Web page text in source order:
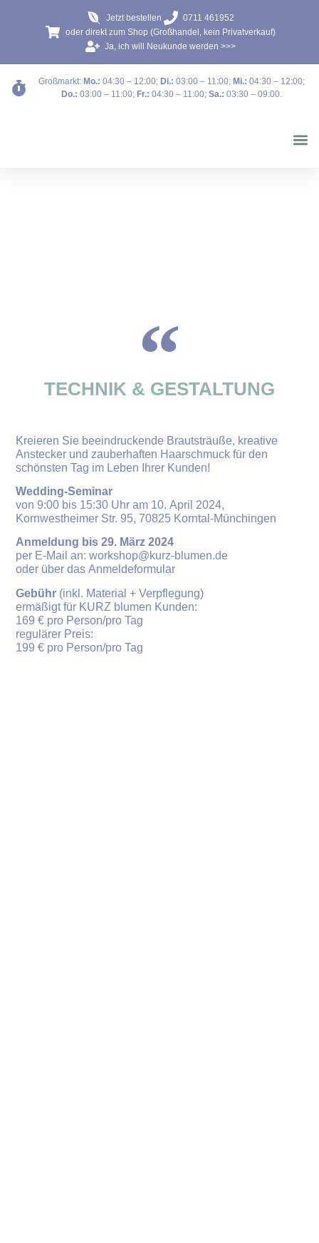
Jetzt bestellen
0711 461952
oder direkt zum Shop (Großhandel, kein Privatverkauf)
Ja, ich will Neukunde werden >>>
Großmarkt: Mo.: 04:30 – 12:00; Di.: 03:00 – 11:00; Mi.: 04:30 – 12:00;
Do.: 03:00 – 11:00; Fr.: 04:30 – 11:00; Sa.: 03:30 – 09:00.
TECHNIK & GESTALTUNG
Kreieren Sie beeindruckende Brautsträuße, kreative
Anstecker und zauberhaften Haarschmuck für den
schönsten Tag im Leben Ihrer Kunden!
Wedding-Seminar
von 9:00 bis 15:30 Uhr am 10. April 2024,
Kornwestheimer Str. 95, 70825 Korntal-Münchingen
Anmeldung bis 29. März 2024
per E-Mail an: workshop@kurz-blumen.de
oder über das Anmeldeformular
Gebühr (inkl. Material + Verpflegung)
ermäßigt für KURZ blumen Kunden:
169 € pro Person/pro Tag
regulärer Preis:
199 € pro Person/pro Tag